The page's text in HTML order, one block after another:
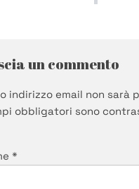
un commento
indirizzo email non sarà
obbligatori sono
*